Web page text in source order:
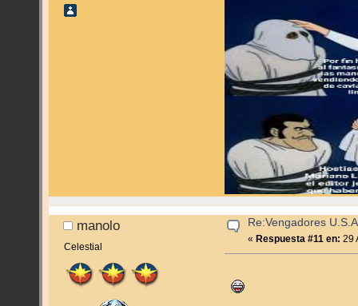
manolo
Celestial
Re:Vengadores
« Respuesta #11 en: 29